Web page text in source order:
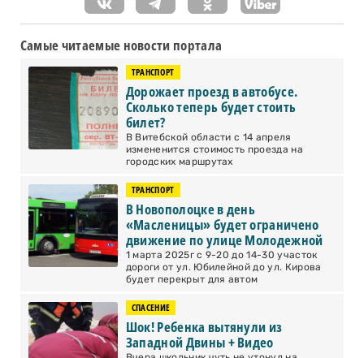
Самые читаемые новости портала
ТРАНСПОРТ
Дорожает проезд в автобусе.
Сколько теперь будет стоить
билет?
В Витебской области с 14 апреля
измененится стоимость проезда на
городских маршрутах
ТРАНСПОРТ
В Новополоцке в день
«Масленицы» будет ограничено
движение по улице Молодежной
1 марта 2025г с 9-20 до 14-30 участок
дороги от ул. Юбилейной до ул. Кирова
будет перекрыт для автом
СПАСЕНИЕ
Шок! Ребенка вытянули из
Западной Двины + Видео